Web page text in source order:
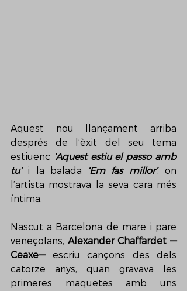
Aquest nou llançament arriba
després de l’èxit del seu tema
estiuenc ‘Aquest estiu el passo amb
tu’ i la balada ‘Em fas millor’, on
l’artista mostrava la seva cara més
íntima.
Nascut a Barcelona de mare i pare
veneçolans, Alexander Chaffardet —
Ceaxe— escriu cançons des dels
catorze anys, quan gravava les
primeres maquetes amb uns